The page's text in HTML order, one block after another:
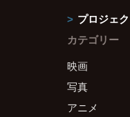
プロジェ
カテゴリー
映画
写真
アニメ